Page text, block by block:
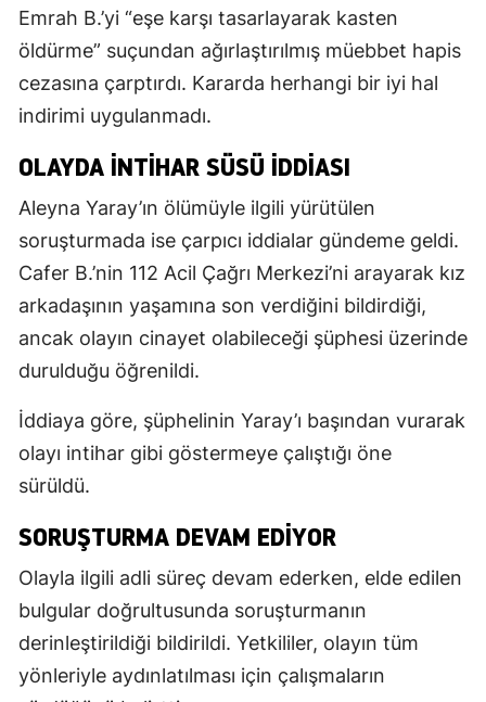
Emrah B.’yi “eşe karşı tasarlayarak kasten
öldürme” suçundan ağırlaştırılmış müebbet hapis
cezasına çarptırdı. Kararda herhangi bir iyi hal
indirimi uygulanmadı.
OLAYDA INTIHAR SÜSÜ IDDIASI
Aleyna Yaray’ın ölümüyle ilgili yürütülen
soruşturmada ise çarpıcı iddialar gündeme geldi.
Cafer B.’nin 112 Acil Çağrı Merkezi’ni arayarak kız
arkadaşının yaşamına son verdiğini bildirdiği,
ancak olayın cinayet olabileceği şüphesi üzerinde
durulduğu öğrenildi.
İddiaya göre, şüphelinin Yaray’ı başından vurarak
olayı intihar gibi göstermeye çalıştığı öne
sürüldü.
SORUŞTURMA DEVAM EDIYOR
Olayla ilgili adli süreç devam ederken, elde edilen
bulgular doğrultusunda soruşturmanın
derinleştirildiği bildirildi. Yetkililer, olayın tüm
yönleriyle aydınlatılması için çalışmaların